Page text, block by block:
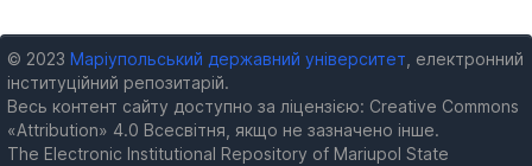
© 2023 Маріупольський державний університет , електронний
інституційний репозитарій.
Весь контент сайту доступно за ліцензією: Creative Commons
«Attribution» 4.0 Всесвітня, якщо не зазначено інше.
The Electronic Institutional Repository of Mariupol State